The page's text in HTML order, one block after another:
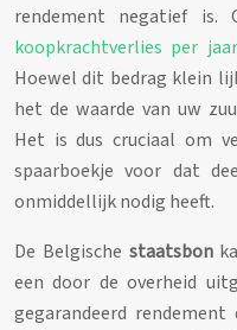
rendement negatief
koopkrachtverlies per
Hoewel dit bedrag klein
het de waarde van uw
Het is dus cruciaal om
spaarboekje voor dat
onmiddellijk nodig heeft.
De Belgische staatsbon
een door de overheid
gegarandeerd